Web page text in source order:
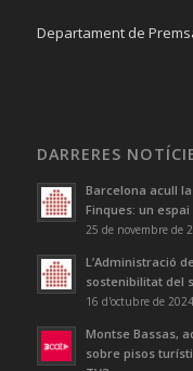
Departament de
DARRERES
Barcelona acull
Finques: un
25 de novembre de
L’Administració
sostenibilitat del
16 d'octubre de
Montse Bassas,
sobre pisos